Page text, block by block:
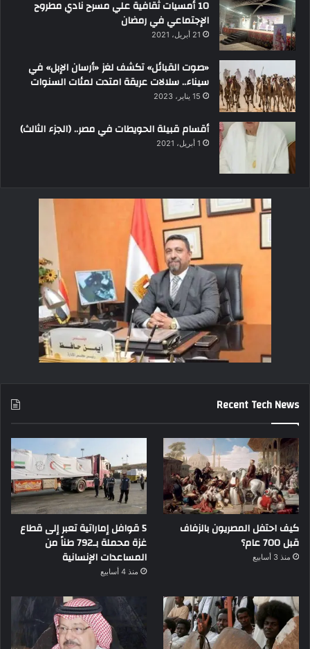
10 أمسيات ثقافية علي مسرح نادي مطروح
الإجتماعي في رمضان
21 أبريل، 2021
«صوت القبائل» تكشف لغز «أرسان الإبل» في
سيناء.. سلالات عريقة امتدت لمئات السنوات
15 يناير، 2023
أقسام قبيلة الحويطات في مصر.. (الجزء الثالث)
1 أبريل، 2021
Recent Tech News
كيف احتفل المصريون بالزفاف
قبل 700 عام؟
منذ 3 أسابيع
5 قوافل إماراتية تعبر إلى قطاع
غزة محملة بـ792 طناً من
المساعدات الإنسانية
منذ 4 أسابيع